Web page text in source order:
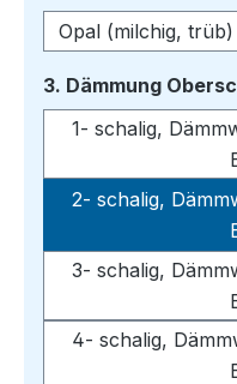
Opal (milchig, trüb)
3. Dämmung
1- schalig,
2- schalig,
3- schalig,
4- schalig,